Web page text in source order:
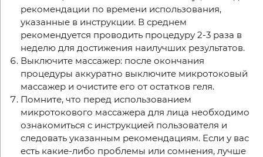
рекомендации по времени использования,
указанные в инструкции. В среднем
рекомендуется проводить процедуру 2-3 раза в
неделю для достижения наилучших результатов.
Выключите массажер: после окончания
процедуры аккуратно выключите микротоковый
массажер и очистите его от остатков геля.
Помните, что перед использованием
микротокового массажера для лица необходимо
ознакомиться с инструкцией пользователя и
следовать указанным рекомендациям. Если у вас
есть какие-либо проблемы или сомнения, лучше